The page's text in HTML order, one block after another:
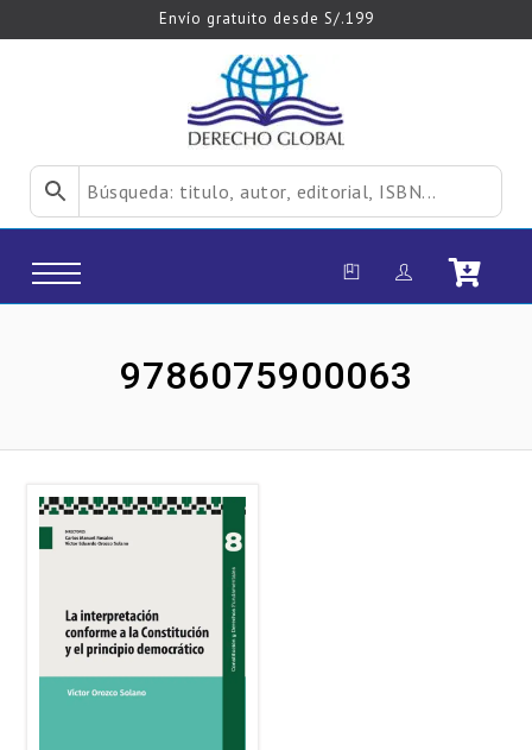
Envío gratuito desde S/.199
9786075900063